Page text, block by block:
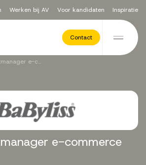
Werken bij AV Voor kandidaten Inspiratie
Contact
Key accountmanager e-commerce
e-commerce